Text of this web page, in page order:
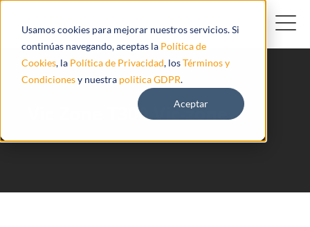
Usamos cookies para mejorar nuestros servicios. Si
continúas navegando, aceptas la Política de
Cookies, la Política de Privacidad, losTérminos y
Condicionesy nuestra politica GDPR.
Aceptar
Vic Zone T300 Vic-zone